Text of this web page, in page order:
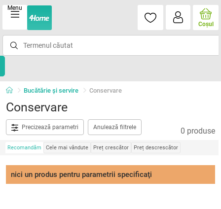
Menu
Coşul
Bucătărie și servire Conservare
Conservare
Precizează parametri Anulează filtrele 0 produse
Recomandăm Cele mai vândute Preț crescător Preț descrescător
nici un produs pentru parametrii specificaţi